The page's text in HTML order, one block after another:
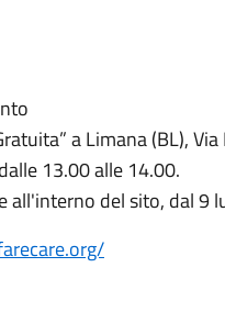
a Limana (BL),
13.00 alle 14.00.
all'interno del sito, dal 9